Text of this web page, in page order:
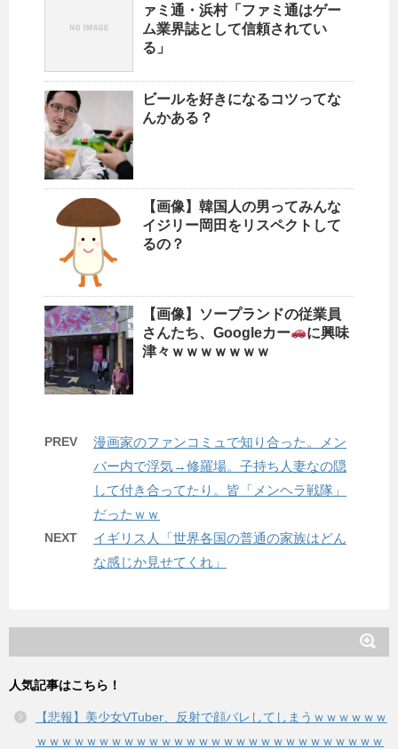
ァミ通・浜村「ファミ通はゲー
ム業界誌として信頼されてい
る」
ビールを好きになるコツってな
んかある？
【画像】韓国人の男ってみんな
イジリー岡田をリスペクトして
るの？
【画像】ソープランドの従業員
さんたち、Googleカー
に興味
津々ｗｗｗｗｗｗｗ
PREV
漫画家のファンコミュで知り合った。メン
バー内で浮気→修羅場。子持ち人妻なの隠
して付き合ってたり。皆「メンヘラ戦隊」
だったｗｗ
NEXT
イギリス人「世界各国の普通の家族はどん
な感じか見せてくれ」
人気記事はこちら！
【悲報】美少女VTuber、反射で顔バレしてしまうｗｗｗｗｗｗ
ｗｗｗｗｗｗｗｗｗｗｗｗｗｗｗｗｗｗｗｗｗｗｗｗｗｗｗｗ